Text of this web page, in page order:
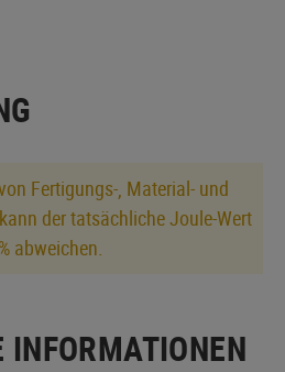
Fertigungs-, Material- und
der tatsächliche Joule-Wert
abweichen.